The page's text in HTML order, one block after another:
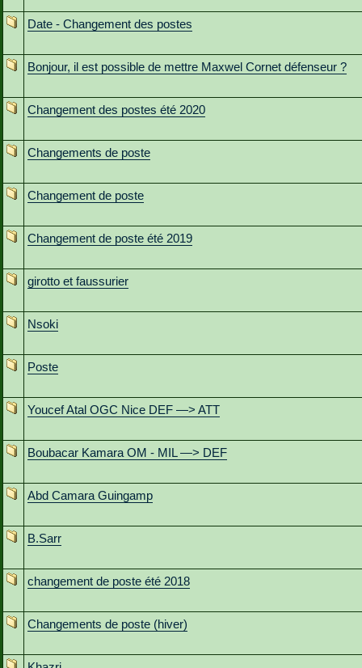
Date - Changement des postes
Bonjour, il est possible de mettre Maxwel Cornet défenseur ?
Changement des postes été 2020
Changements de poste
Changement de poste
Changement de poste été 2019
girotto et faussurier
Nsoki
Poste
Youcef Atal OGC Nice DEF —> ATT
Boubacar Kamara OM - MIL —> DEF
Abd Camara Guingamp
B.Sarr
changement de poste été 2018
Changements de poste (hiver)